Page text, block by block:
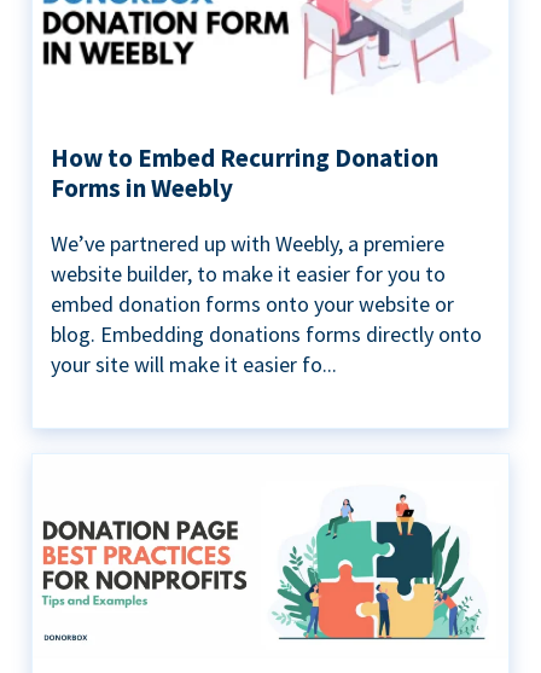
How to Embed Recurring Donation
Forms in Weebly
We’ve partnered up with Weebly, a premiere
website builder, to make it easier for you to
embed donation forms onto your website or
blog. Embedding donations forms directly onto
your site will make it easier fo...